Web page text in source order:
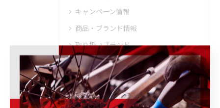
キャンペーン情報
商品・ブランド情報
取り扱いブランド
ウェア・ヘルメット・シューズ
トレーニング・メンテナンス・その他
ホイール・パーツ・アクセサリー